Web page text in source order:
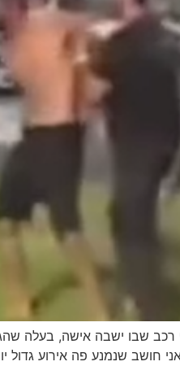
שבו ישבה אישה, בעלה
שנמנע פה אירוע גדול